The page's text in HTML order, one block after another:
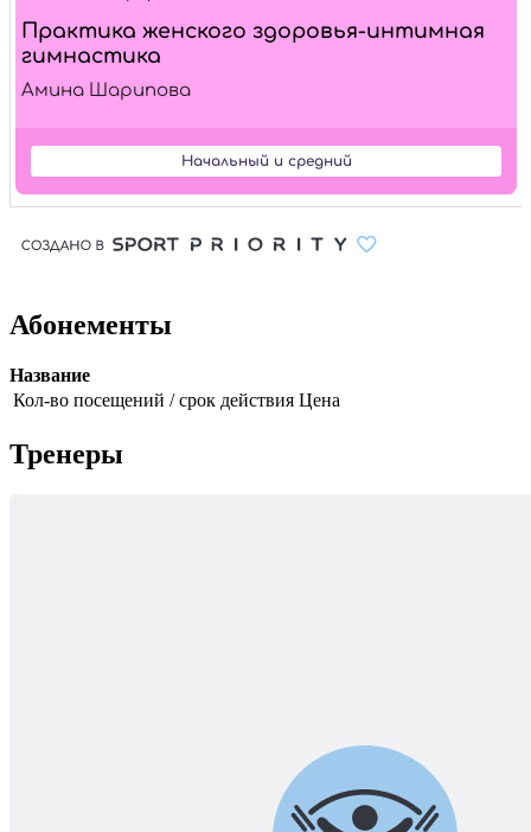
Абонементы
Название
Кол-во посещений / срок действия Цена
Тренеры